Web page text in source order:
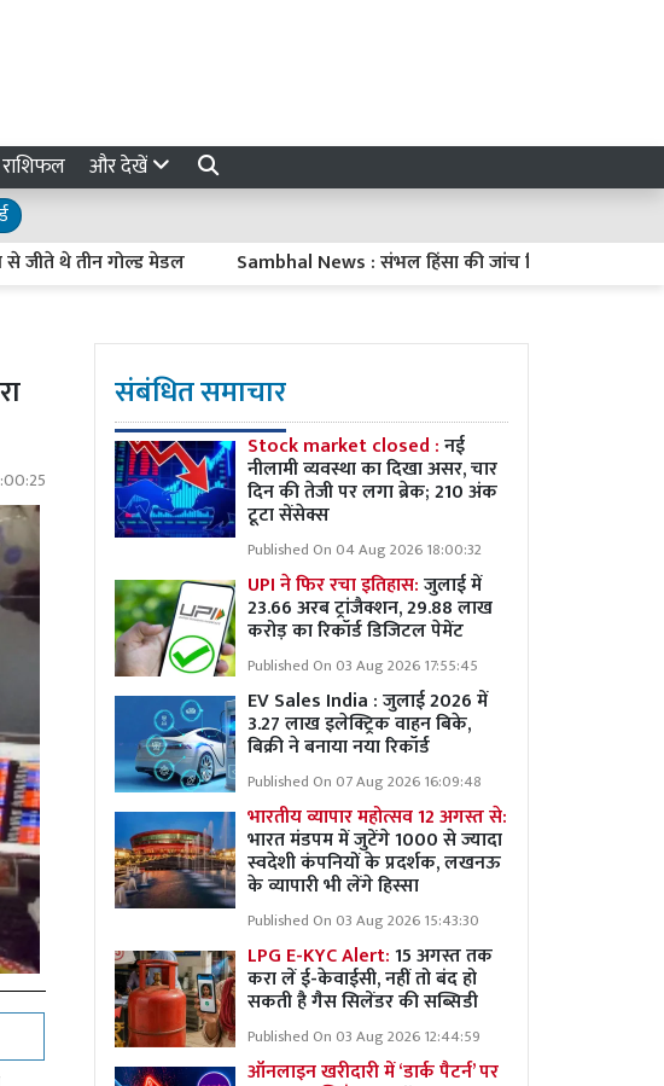
राशिफल और देखें
थे तीन गोल्ड मेडल Sambhal News : संभल हिंसा की जांच रिपोर्ट झूठी! बदायूं सांसद
संबंधित समाचार
Stock market closed :नई
नीलामी व्यवस्था का दिखा असर, चार
दिन की तेजी पर लगा ब्रेक; 210 अंक
टूटा सेंसेक्स
Published On 04 Aug 2026 18:00:32
UPI ने फिर रचा इतिहास:जुलाई में
23.66 अरब ट्रांजैक्शन, 29.88 लाख
करोड़ का रिकॉर्ड डिजिटल पेमेंट
Published On 03 Aug 2026 17:55:45
EV Sales India : जुलाई 2026 में
3.27 लाख इलेक्ट्रिक वाहन बिके,
बिक्री ने बनाया नया रिकॉर्ड
Published On 07 Aug 2026 16:09:48
भारतीय व्यापार महोत्सव 12 अगस्त से:
भारत मंडपम में जुटेंगे 1000 से ज्यादा
स्वदेशी कंपनियों के प्रदर्शक, लखनऊ
के व्यापारी भी लेंगे हिस्सा
Published On 03 Aug 2026 15:43:30
LPG E-KYC Alert:15 अगस्त तक
करा लें ई-केवाईसी, नहीं तो बंद हो
सकती है गैस सिलेंडर की सब्सिडी
Published On 03 Aug 2026 12:44:59
ऑनलाइन खरीदारी में ‘डार्क पैटर्न’ पर